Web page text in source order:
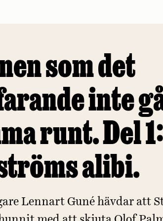
som det
inte
runt. Del 1:
alibi.
Lennart Guné hävdar att